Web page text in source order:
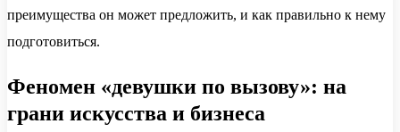
преимущества он может предложить, и как правильно к нему
подготовиться.
Феномен «девушки по вызову»: на
грани искусства и бизнеса